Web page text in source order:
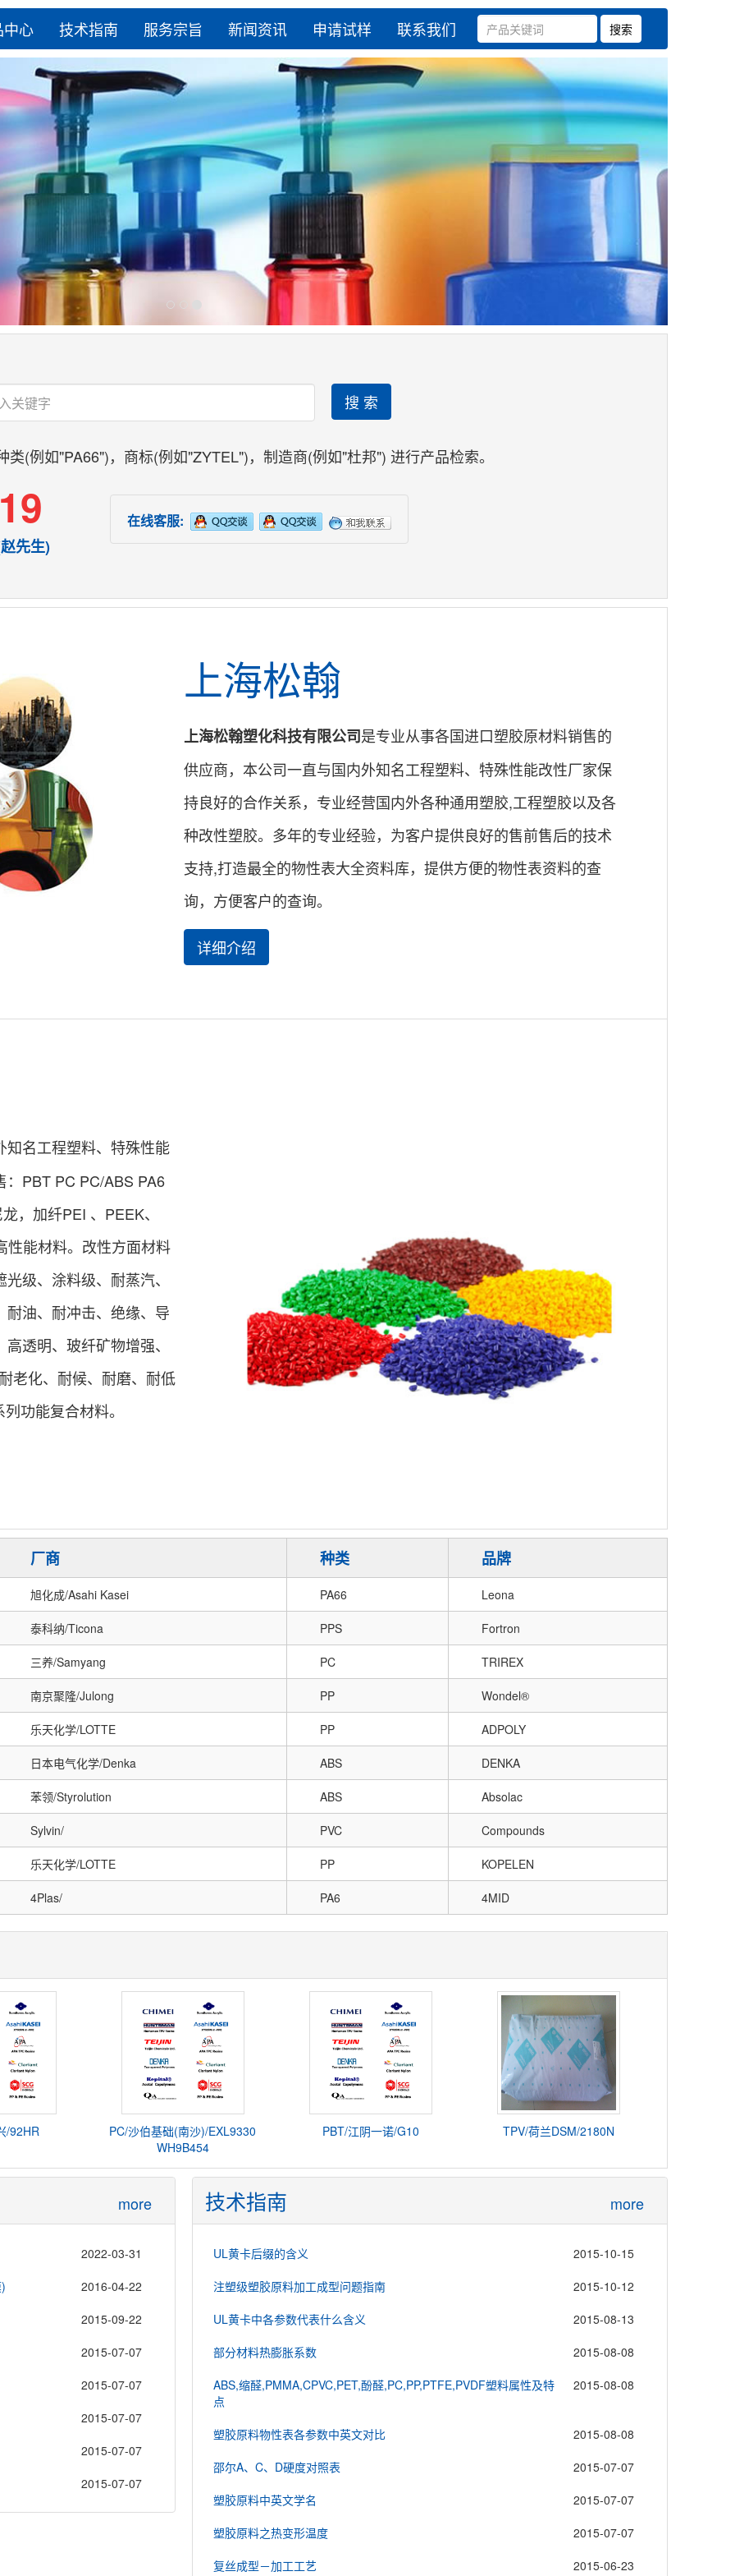
心 技术指南 服务宗旨 新闻资讯 申请试样 联系我们
搜 索
(例如"PA66")，商标(例如"ZYTEL")，制造商(例如"杜邦") 进行产品检索。
先生)
在线客服:
上海松翰
上海松翰塑化科技有限公司是专业从事各国进口塑胶原材料销售的
供应商，本公司一直与国内外知名工程塑料、特殊性能改性厂家保
持良好的合作关系，专业经营国内外各种通用塑胶,工程塑胶以及各
种改性塑胶。多年的专业经验，为客户提供良好的售前售后的技术
支持,打造最全的物性表大全资料库，提供方便的物性表资料的查
询，方便客户的查询。
详细介绍
知名工程塑料、特殊性能
PBT PC PC/ABS PA6
，加纤PEI 、PEEK、
性能材料。改性方面材料
级、涂料级、耐蒸汽、
油、耐冲击、绝缘、导
透明、玻纤矿物增强、
老化、耐候、耐磨、耐低
能复合材料。
厂商 种类 品牌
旭化成/Asahi Kasei PA66 Leona
泰科纳/Ticona PPS Fortron
三养/Samyang PC TRIREX
南京聚隆/Julong PP Wondel®
乐天化学/LOTTE PP ADPOLY
日本电气化学/Denka ABS DENKA
苯领/Styrolution ABS Absolac
Sylvin/ PVC Compounds
乐天化学/LOTTE PP KOPELEN
4Plas/ PA6 4MID
/92HR
PC/沙伯基础(南沙)/EXL9330
WH9B454
PBT/江阴一诺/G10 TPV/荷兰DSM/2180N
more
2022-03-31
2016-04-22
2015-09-22
2015-07-07
2015-07-07
2015-07-07
2015-07-07
2015-07-07
技术指南 more
UL黄卡后缀的含义
2015-10-15
注塑级塑胶原料加工成型问题指南
2015-10-12
UL黄卡中各参数代表什么含义
2015-08-13
部分材料热膨胀系数
2015-08-08
ABS,缩醛,PMMA,CPVC,PET,酚醛,PC,PP,PTFE,PVDF塑料属性及特
点
2015-08-08
塑胶原料物性表各参数中英文对比
2015-08-08
邵尔A、C、D硬度对照表
2015-07-07
塑胶原料中英文学名
2015-07-07
塑胶原料之热变形温度
2015-07-07
复丝成型－加工工艺
2015-06-23